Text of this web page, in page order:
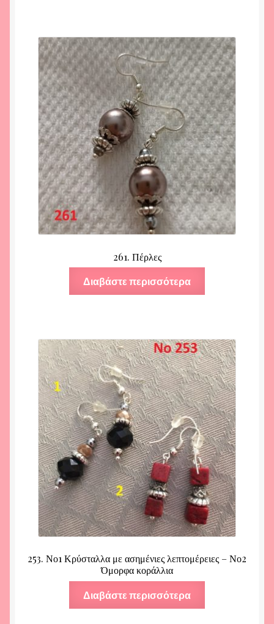
261. Πέρλες
Διαβάστε περισσότερα
253. Νο1 Κρύσταλλα με ασημένιες λεπτομέρειες – Νο2
Όμορφα κοράλλια
Διαβάστε περισσότερα